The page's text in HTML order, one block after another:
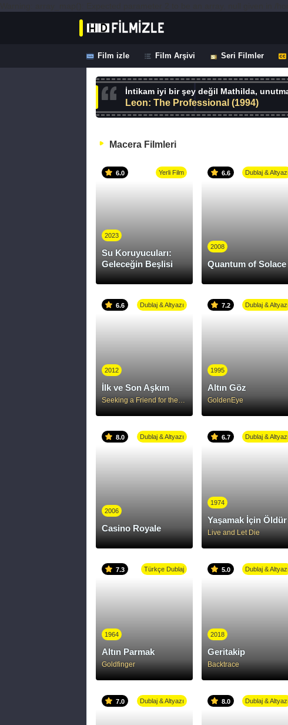
Film izle Film Arşivi Seri Filmler
İntikam iyi bir şey değil Mathilda,
Leon: The Professional (1994)
Macera Filmleri
6.0 Yerli Film
2023
Su Koruyucuları:
Geleceğin Beşlisi
6.6 Dublaj & Altyazı
2008
Quantum of Solace
6.6 Dublaj & Altyazı
2012
İlk ve Son Aşkım
Seeking a Friend for the End of the World
7.2 Dublaj & Altyazı
1995
Altın Göz
GoldenEye
8.0 Dublaj & Altyazı
2006
Casino Royale
6.7 Dublaj & Altyazı
1974
Yaşamak İçin Öldür
Live and Let Die
7.3 Türkçe Dublaj
1964
Altın Parmak
Goldfinger
5.0 Dublaj & Altyazı
2018
Geritakip
Backtrace
7.0 Dublaj & Altyazı 8.0 Dublaj & Altyazı